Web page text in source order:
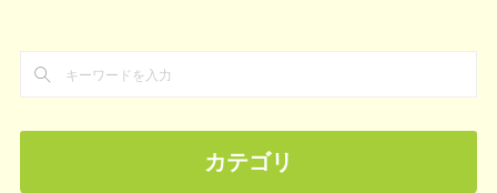
カテゴリ